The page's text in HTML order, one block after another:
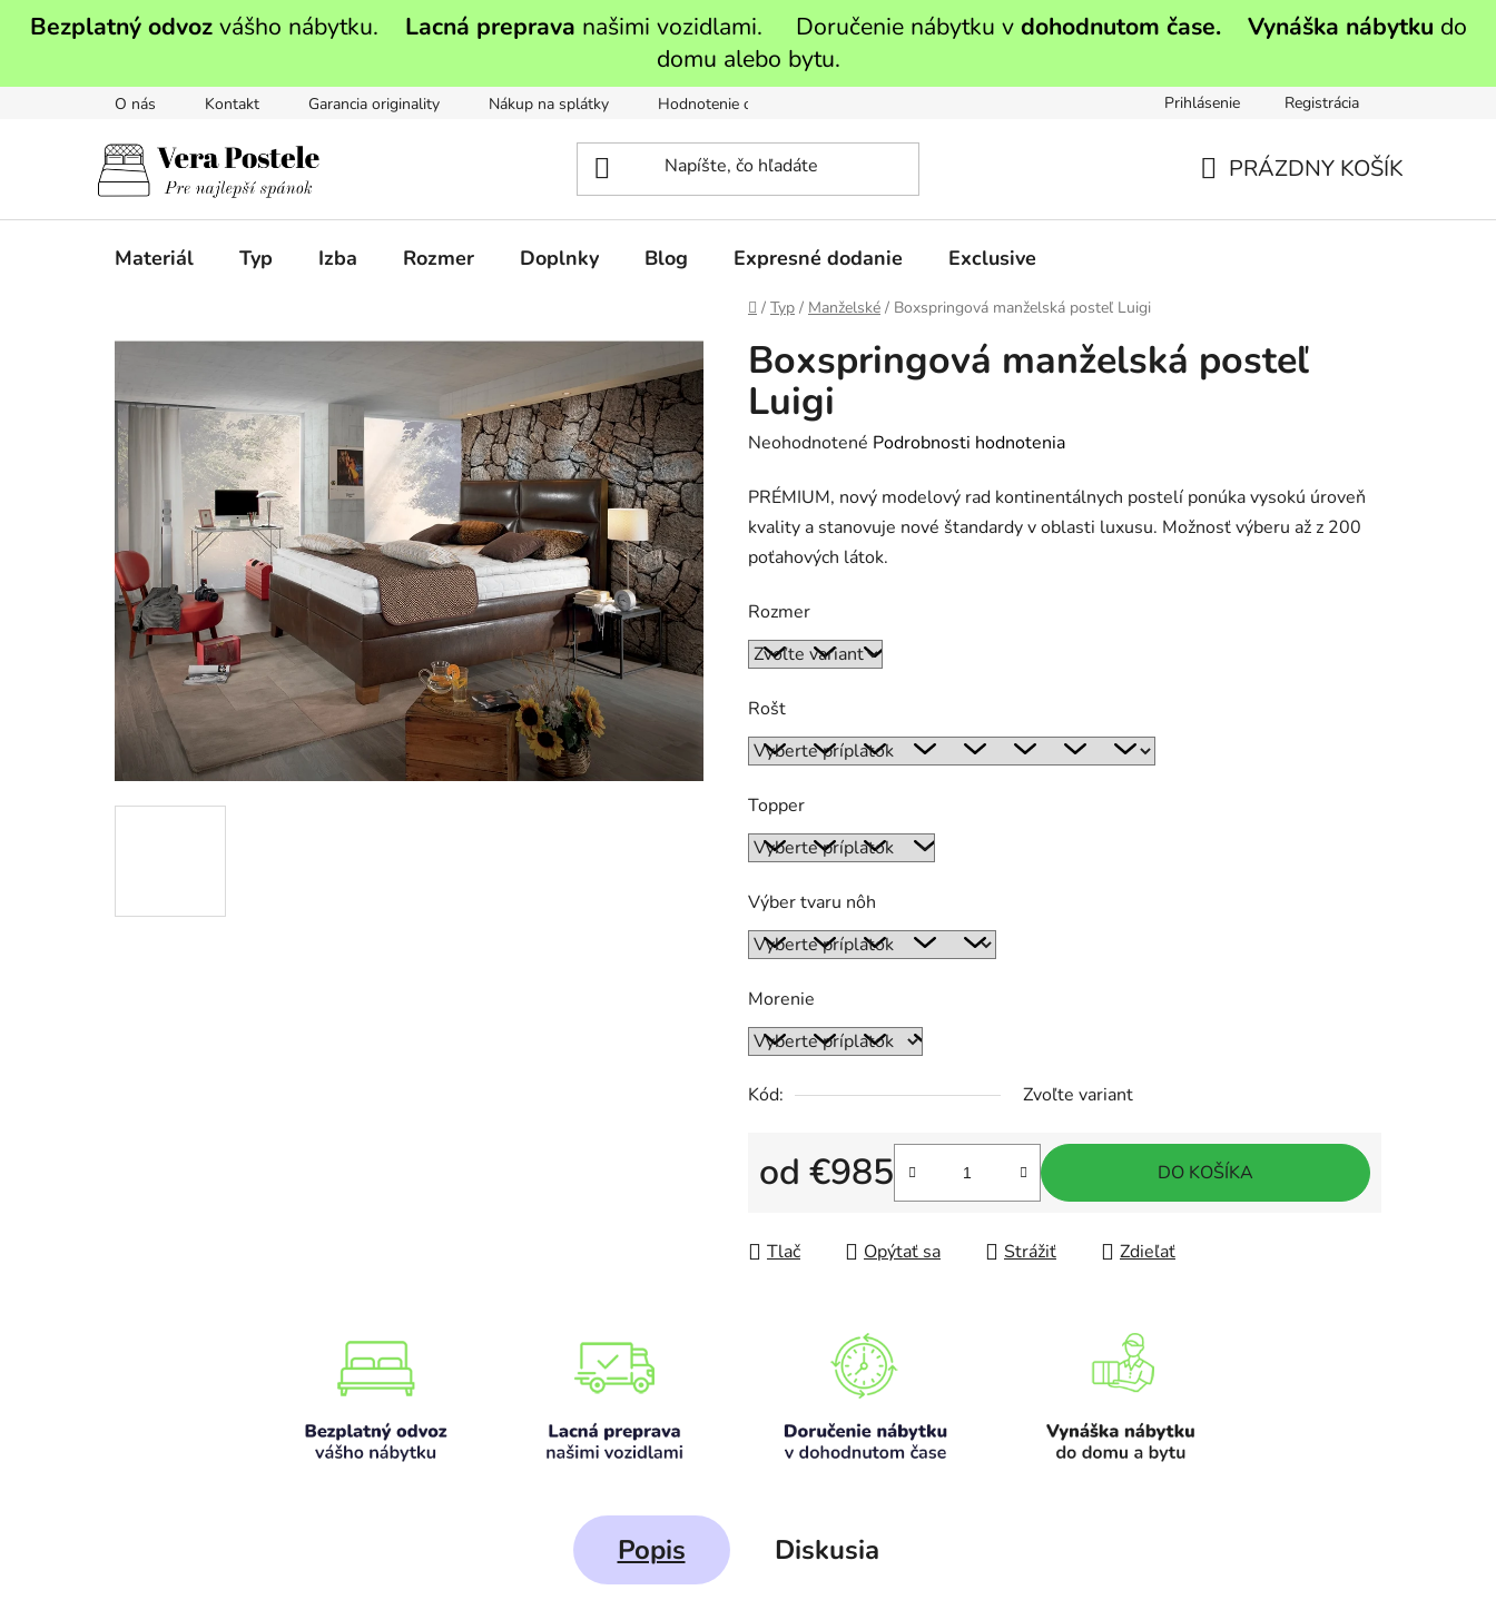
Bezplatný odvozvášho nábytku. Lacná preprava našimi vozidlami. Doručenie nábytku v dohodnutom čase. Vynáška nábytku do
domu alebo bytu.
O nás Kontakt Garancia originality Nákup na splátky Hodnotenie obchodu Prihlásenie Registrácia
PRÁZDNY KOŠÍK
Materiál Typ Izba Rozmer Doplnky Blog Expresné dodanie Exclusive
Domov
/ Typ / Manželské / Boxspringová manželská posteľ Luigi
Boxspringová manželská posteľ
Luigi
Priemerné
produktu
je
0,0
5
hviezdičiek.
Neohodnotené Podrobnosti hodnotenia
PRÉMIUM, nový modelový rad kontinentálnych postelí ponúka vysokú úroveň
kvality a stanovuje nové štandardy v oblasti luxusu. Možnosť výberu až z 200
poťahových látok.
Rozmer
Rošt
Topper
Výber tvaru nôh
Morenie
Kód: Zvoľte variant
od €985 DO KOŠÍKA
Tlač Opýtať sa Strážiť Zdieľať
Popis Diskusia